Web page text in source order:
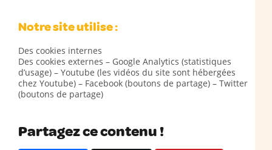
Notre site utilise :
Des cookies internes
Des cookies externes – Google Analytics (statistiques
d’usage) – Youtube (les vidéos du site sont hébergées
chez Youtube) – Facebook (boutons de partage) – Twitter
(boutons de partage)
Partagez ce contenu !